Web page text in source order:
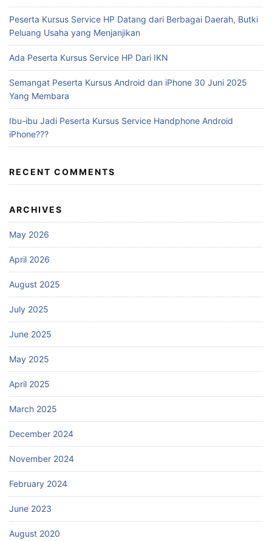
Peserta Kursus Service HP Datang dari Berbagai Daerah, Butki
Peluang Usaha yang Menjanjikan
Ada Peserta Kursus Service HP Dari IKN
Semangat Peserta Kursus Android dan iPhone 30 Juni 2025
Yang Membara
Ibu-ibu Jadi Peserta Kursus Service Handphone Android
iPhone???
RECENT COMMENTS
ARCHIVES
May 2026
April 2026
August 2025
July 2025
June 2025
May 2025
April 2025
March 2025
December 2024
November 2024
February 2024
June 2023
August 2020